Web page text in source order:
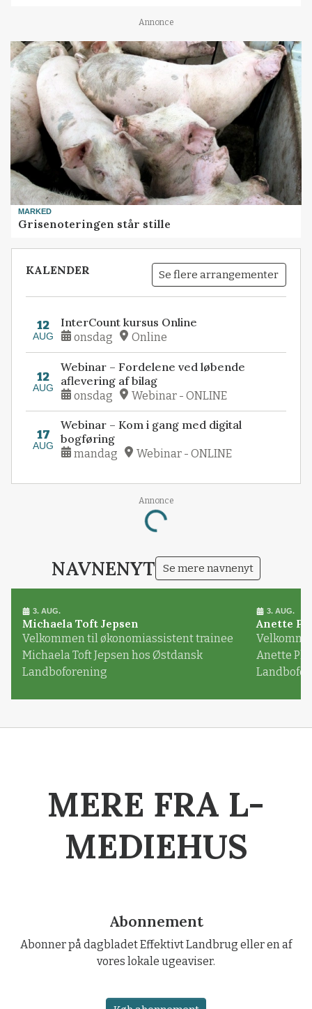
Annonce
MARKED
Grisenoteringen står stille
KALENDER Se flere arrangementer
12
AUG
InterCount kursus Online
onsdag Online
12
AUG
Webinar – Fordelene ved løbende
aflevering af bilag
onsdag Webinar - ONLINE
17
AUG
Webinar – Kom i gang med digital
bogføring
mandag Webinar - ONLINE
Annonce
Loading...
NAVNENYT Se mere navnenyt
3. AUG.
Michaela Toft Jepsen
Velkommen til økonomiassistent trainee
Michaela Toft Jepsen hos Østdansk
Landboforening
3. AUG.
Anette
Anette
MERE FRA L-
MEDIEHUS
Abonnement
Abonner på dagbladet Effektivt Landbrug eller en af
vores lokale ugeaviser.